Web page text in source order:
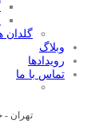
گلدان
وبلاگ
رویدادها
تماس با ما
تهران -